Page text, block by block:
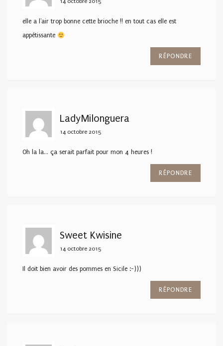
14 octobre 2015
elle a l'air trop bonne cette brioche !! en tout cas elle est
appétissante
RÉPONDRE
LadyMilonguera
14 octobre 2015
Oh la la… ça serait parfait pour mon 4 heures !
RÉPONDRE
Sweet Kwisine
14 octobre 2015
Il doit bien avoir des pommes en Sicile :-)))
RÉPONDRE